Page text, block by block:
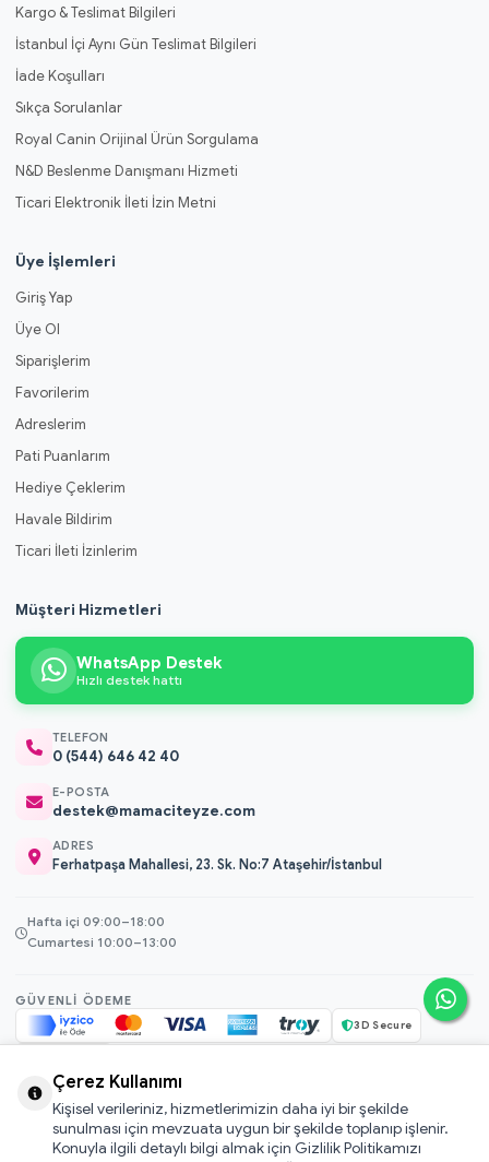
Kargo & Teslimat Bilgileri
İstanbul İçi Aynı Gün Teslimat Bilgileri
İade Koşulları
Sıkça Sorulanlar
Royal Canin Orijinal Ürün Sorgulama
N&D Beslenme Danışmanı Hizmeti
Ticari Elektronik İleti İzin Metni
Üye İşlemleri
Giriş Yap
Üye Ol
Siparişlerim
Favorilerim
Adreslerim
Pati Puanlarım
Hediye Çeklerim
Havale Bildirim
Ticari İleti İzinlerim
Müşteri Hizmetleri
WhatsApp Destek
Hızlı destek hattı
TELEFON
0 (544) 646 42 40
E-POSTA
destek@mamaciteyze.com
ADRES
Ferhatpaşa Mahallesi, 23. Sk. No:7 Ataşehir/İstanbul
Hafta içi 09:00–18:00
Cumartesi 10:00–13:00
GÜVENLI ÖDEME
3D Secure
© 2026 Mamacı Teyze · Nurşen ve ekibi ile birlikte ile hazırlandı.
Mesafeli Satış Sözleşmesi
Çerez Kullanımı
Kişisel verileriniz, hizmetlerimizin daha iyi bir şekilde
sunulması için mevzuata uygun bir şekilde toplanıp işlenir.
Konuyla ilgili detaylı bilgi almak için Gizlilik Politikamızı